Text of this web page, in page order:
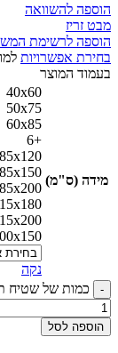
הוספה להשוואה
מבט זריז
הוספה לרשימת
בחירת אפשרויות
בעמוד המוצר
מידה (ס"מ)
40x60
50x75
60x85
+6
85x120
85x150
85x200
נקה
כמות של שטיח
הוספה לסל